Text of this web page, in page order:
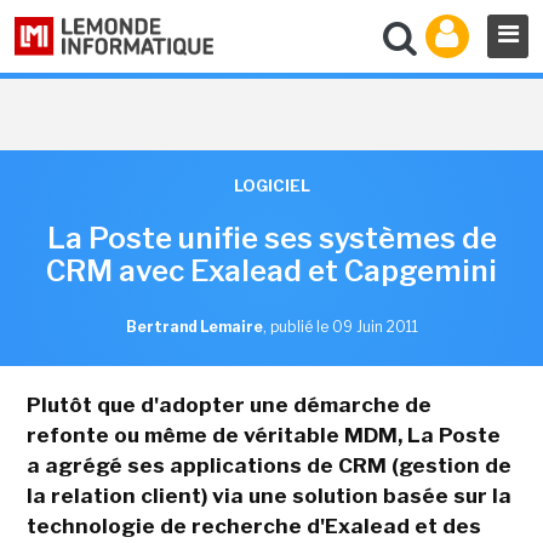
LOGICIEL
La Poste unifie ses systèmes de
CRM avec Exalead et Capgemini
Bertrand Lemaire, publié le 09 Juin 2011
Plutôt que d'adopter une démarche de
refonte ou même de véritable MDM, La Poste
a agrégé ses applications de CRM (gestion de
la relation client) via une solution basée sur la
technologie de recherche d'Exalead et des